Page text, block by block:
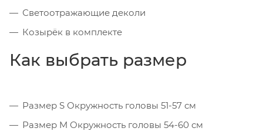
Светоотражающие деколи
Козырёк в комплекте
Как выбрать размер
Размер S Окружность головы 51-57 см
Размер M Окружность головы 54-60 см